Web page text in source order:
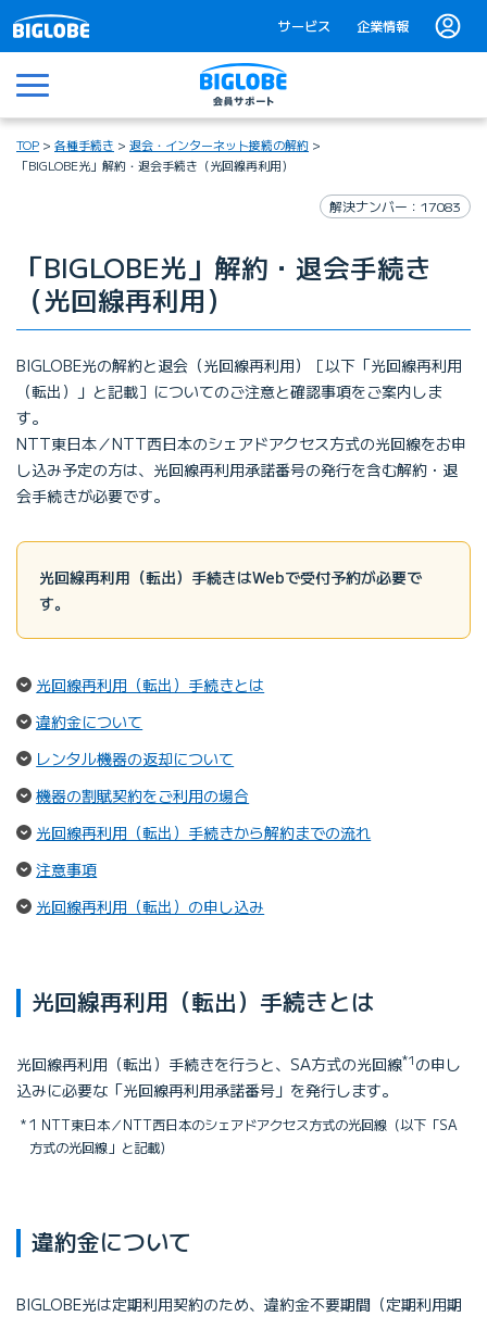
サービス 企業情報
メニュー
TOP 各種手続き
退会・インターネット接続の解約
「BIGLOBE光」解約・退会手続き（光回線再利用）
解決ナンバー：17083
「BIGLOBE光」解約・退会手続き
（光回線再利用）
BIGLOBE光の解約と退会（光回線再利用）［以下「光回線再利用
（転出）」と記載］についてのご注意と確認事項をご案内しま
す。
NTT東日本／NTT西日本のシェアドアクセス方式の光回線をお申
し込み予定の方は、光回線再利用承諾番号の発行を含む解約・退
会手続きが必要です。
光回線再利用（転出）手続きはWebで受付予約が必要で
す。
光回線再利用（転出）手続きとは
違約金について
レンタル機器の返却について
機器の割賦契約をご利用の場合
光回線再利用（転出）手続きから解約までの流れ
注意事項（ページ内リンク）
光回線再利用（転出）の申し込み
光回線再利用（転出）手続きとは
光回線再利用（転出）手続きを行うと、SA方式の光回線*1 の申し
込みに必要な「光回線再利用承諾番号」を発行します。
1 NTT東日本／NTT西日本のシェアドアクセス方式の光回線（以下「SA
方式の光回線」と記載）
違約金について
BIGLOBE光は定期利用契約のため、違約金不要期間（定期利用期